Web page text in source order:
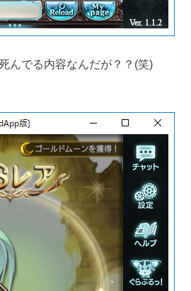
んでる内容なんだが？？(笑)